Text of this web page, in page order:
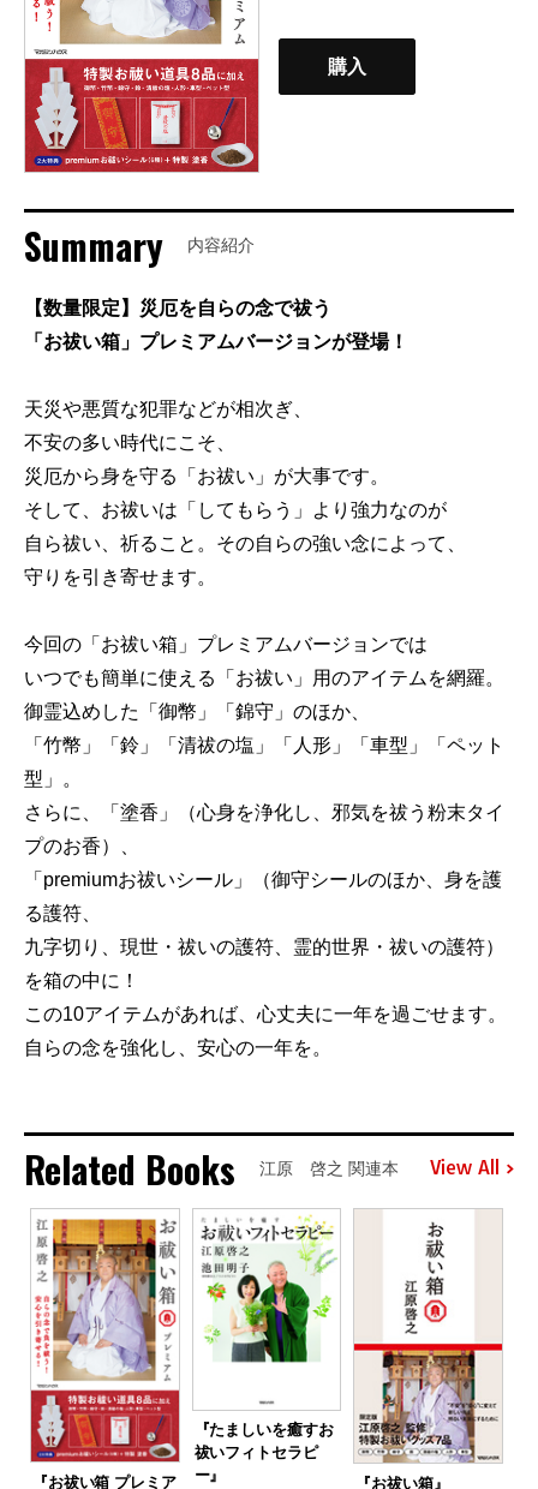
購入
Summary 内容紹介
【数量限定】災厄を自らの念で祓う
「お祓い箱」プレミアムバージョンが登場！
天災や悪質な犯罪などが相次ぎ、
不安の多い時代にこそ、
災厄から身を守る「お祓い」が大事です。
そして、お祓いは「してもらう」より強力なのが
自ら祓い、祈ること。その自らの強い念によって、
守りを引き寄せます。
今回の「お祓い箱」プレミアムバージョンでは
いつでも簡単に使える「お祓い」用のアイテムを網羅。
御霊込めした「御幣」「錦守」のほか、
「竹幣」「鈴」「清祓の塩」「人形」「車型」「ペット
型」。
さらに、「塗香」（心身を浄化し、邪気を祓う粉末タイ
プのお香）、
「premiumお祓いシール」（御守シールのほか、身を護
る護符、
九字切り、現世・祓いの護符、霊的世界・祓いの護符）
を箱の中に！
この10アイテムがあれば、心丈夫に一年を過ごせます。
自らの念を強化し、安心の一年を。
Related Books 江原 啓之 関連本 View All
『お祓い箱 プレミア
『たましいを癒すお
祓いフィトセラピ
ー』
『お祓い箱』